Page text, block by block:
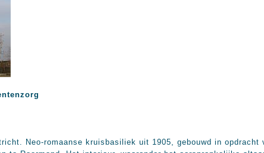
Neo-romaanse kruisbasiliek uit 1905, gebouwd in opdracht